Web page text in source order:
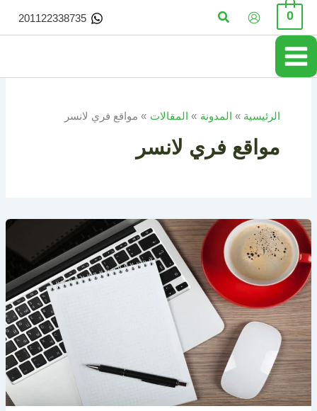
تخطي
المحتوى
0 البحث 201122338735
الرئيسية المدونة المقالات مواقع فري لانسر
مواقع فري لانسر